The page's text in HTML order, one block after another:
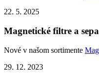
22. 5. 2025
Magnetické filtre a
Nové v našom sortimente
29. 12. 2023